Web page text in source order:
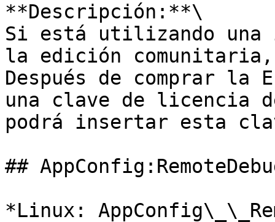
**Descripción:**\
Si está utilizando una
la edición
Después de comprar
una clave de licencia
podrá insertar esta
##
*Linux: